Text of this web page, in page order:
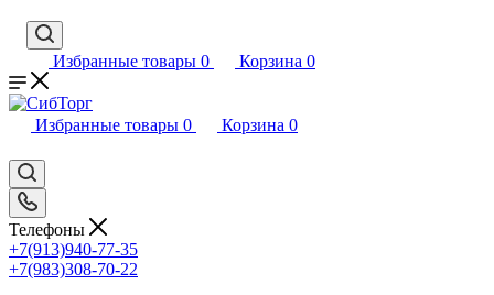
Избранные товары 0 Корзина 0
Избранные товары 0 Корзина 0
Телефоны
+7(913)940-77-35
+7(983)308-70-22